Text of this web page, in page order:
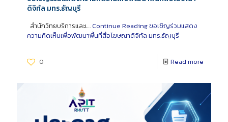
ดิจิทัล มทร.ธัญบุรี
สำนักวิทยบริการและเ… Continue Readingขอเชิญร่วมแสดง
ความคิดเห็นเพื่อพัฒนาพื้นที่สื่อโฆษณาดิจิทัล มทร.ธัญบุรี
0 Read more